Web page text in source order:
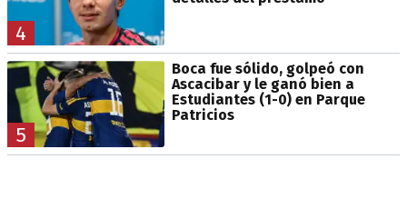
4
5
Boca fue sólido, golpeó con
Ascacibar y le ganó bien a
Estudiantes (1-0) en Parque
Patricios